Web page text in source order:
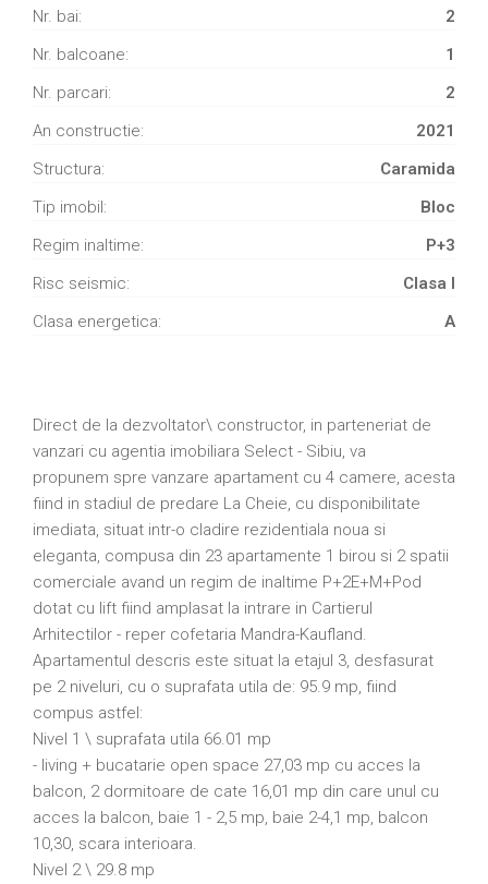
Nr. bai:
2
Nr. balcoane:
1
Nr. parcari:
2
An constructie:
2021
Structura:
Caramida
Tip imobil:
Bloc
Regim inaltime:
P+3
Risc seismic:
Clasa I
Clasa energetica:
A
Direct de la dezvoltator\ constructor, in parteneriat de
vanzari cu agentia imobiliara Select - Sibiu, va
propunem spre vanzare apartament cu 4 camere, acesta
fiind in stadiul de predare La Cheie, cu disponibilitate
imediata, situat intr-o cladire rezidentiala noua si
eleganta, compusa din 23 apartamente 1 birou si 2 spatii
comerciale avand un regim de inaltime P+2E+M+Pod
dotat cu lift fiind amplasat la intrare in Cartierul
Arhitectilor - reper cofetaria Mandra-Kaufland.
Apartamentul descris este situat la etajul 3, desfasurat
pe 2 niveluri, cu o suprafata utila de: 95.9 mp, fiind
compus astfel:
Nivel 1 \ suprafata utila 66.01 mp
- living + bucatarie open space 27,03 mp cu acces la
balcon, 2 dormitoare de cate 16,01 mp din care unul cu
acces la balcon, baie 1 - 2,5 mp, baie 2-4,1 mp, balcon
10,30, scara interioara.
Nivel 2 \ 29.8 mp